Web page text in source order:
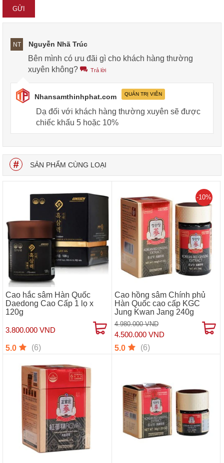
NT Nguyễn Nhã Trúc
Bên mình có ưu đãi gì cho khách hàng thường
xuyên không?
Trả lời
Nhansamthinhphat.com QUẢN TRỊ VIÊN
Dạ đối với khách hàng thường xuyên sẽ được
chiếc khấu 5 hoặc 10%
SẢN PHẨM CÙNG LOẠI
Cao hắc sâm Hàn Quốc
Daedong Cao Cấp 1 lọ x
120g
3.800.000 VND
5.0 (6)
Cao hồng sâm Chính phủ
Hàn Quốc cao cấp KGC
Jung Kwan Jang 240g
4.980.000 VND
4.500.000 VND
-10%
5.0 (6)